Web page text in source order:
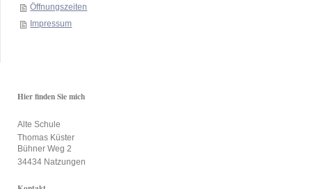
Öffnungszeiten
Impressum
Hier finden Sie mich
Alte Schule
Thomas Küster
Bühner Weg 2
34434 Natzungen